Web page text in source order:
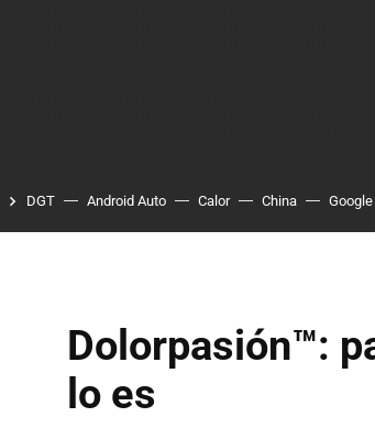
DGT Android Auto Calor China
Dolorpasión™:
lo es